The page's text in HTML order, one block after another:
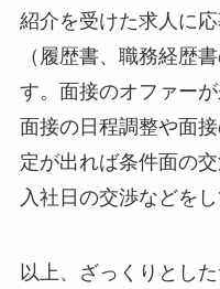
紹介を受けた求人に
（履歴書、職務経歴
す。面接のオファー
面接の日程調整や面
定が出れば条件面の
入社日の交渉などをし
以上、ざっくりとし